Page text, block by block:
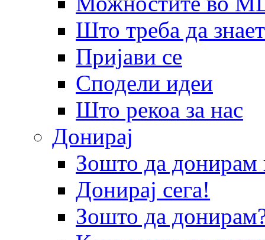
Што треба да
Пријави се
Сподели идеи
Што рекоа за нас
Донирај
Зошто да
Донирај сега!
Зошто да